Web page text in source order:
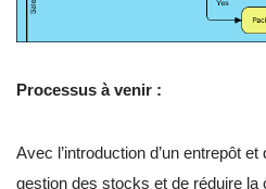
Processus à venir :
Avec l’introduction d’un entrepôt
gestion des stocks et de réduire la